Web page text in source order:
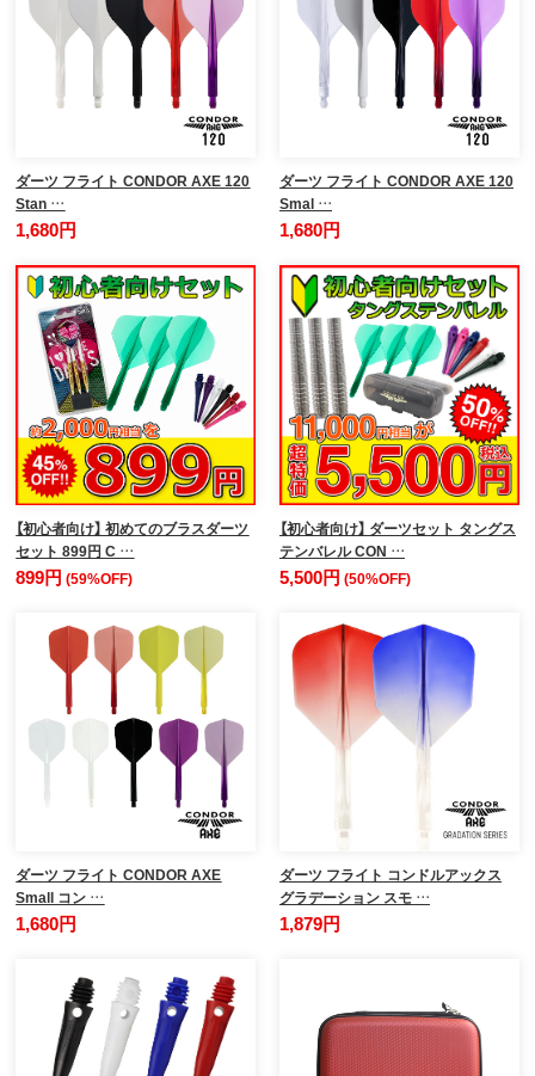
ダーツ フライト CONDOR AXE 120
Stan …
1,680円
ダーツ フライト CONDOR AXE 120
Smal …
1,680円
【初心者向け】 初めてのブラスダーツ
セット 899円 C …
899円(59%OFF)
【初心者向け】 ダーツセット タングス
テンバレル CON …
5,500円 (50%OFF)
ダーツ フライト CONDOR AXE
Small コン …
1,680円
ダーツ フライト コンドルアックス
グラデーション スモ …
1,879円